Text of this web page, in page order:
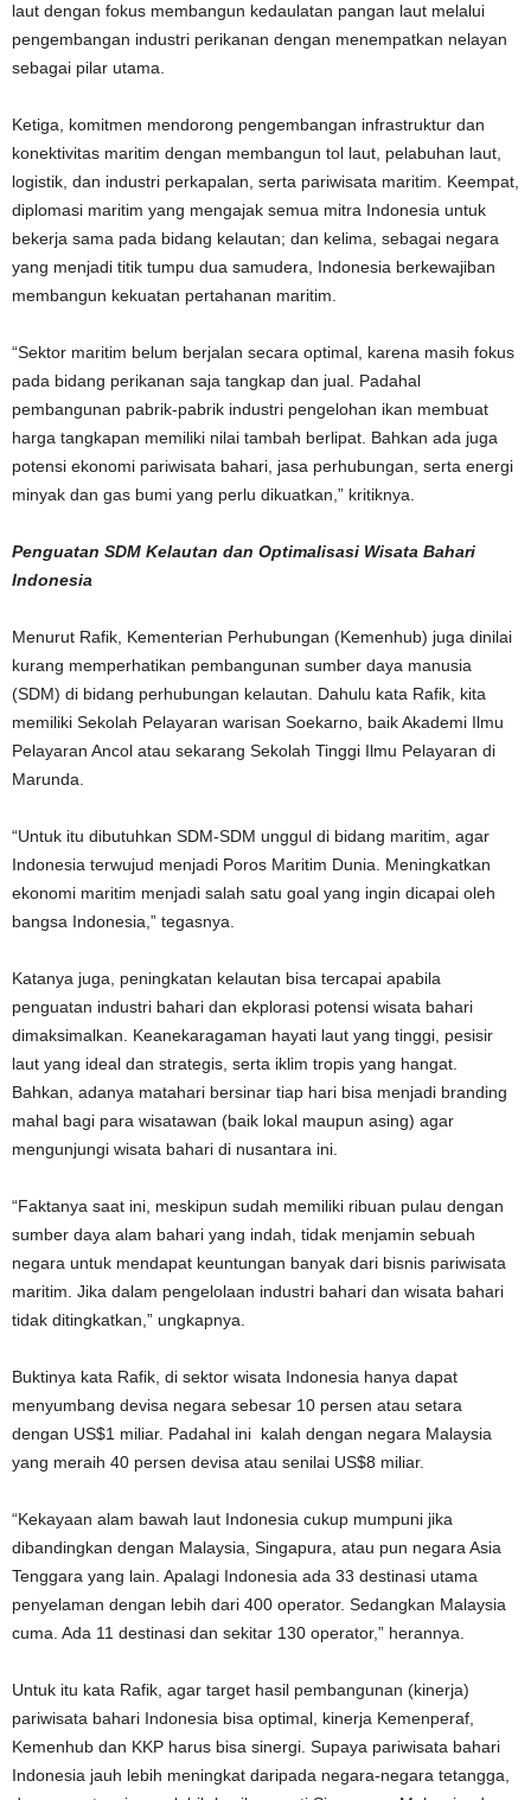
laut dengan fokus membangun kedaulatan pangan laut melalui
pengembangan industri perikanan dengan menempatkan nelayan
sebagai pilar utama.
Ketiga, komitmen mendorong pengembangan infrastruktur dan
konektivitas maritim dengan membangun tol laut, pelabuhan laut,
logistik, dan industri perkapalan, serta pariwisata maritim. Keempat,
diplomasi maritim yang mengajak semua mitra Indonesia untuk
bekerja sama pada bidang kelautan; dan kelima, sebagai negara
yang menjadi titik tumpu dua samudera, Indonesia berkewajiban
membangun kekuatan pertahanan maritim.
“Sektor maritim belum berjalan secara optimal, karena masih fokus
pada bidang perikanan saja tangkap dan jual. Padahal
pembangunan pabrik-pabrik industri pengelohan ikan membuat
harga tangkapan memiliki nilai tambah berlipat. Bahkan ada juga
potensi ekonomi pariwisata bahari, jasa perhubungan, serta energi
minyak dan gas bumi yang perlu dikuatkan,” kritiknya.
Penguatan SDM Kelautan dan Optimalisasi Wisata Bahari
Indonesia
Menurut Rafik, Kementerian Perhubungan (Kemenhub) juga dinilai
kurang memperhatikan pembangunan sumber daya manusia
(SDM) di bidang perhubungan kelautan. Dahulu kata Rafik, kita
memiliki Sekolah Pelayaran warisan Soekarno, baik Akademi Ilmu
Pelayaran Ancol atau sekarang Sekolah Tinggi Ilmu Pelayaran di
Marunda.
“Untuk itu dibutuhkan SDM-SDM unggul di bidang maritim, agar
Indonesia terwujud menjadi Poros Maritim Dunia. Meningkatkan
ekonomi maritim menjadi salah satu goal yang ingin dicapai oleh
bangsa Indonesia,” tegasnya.
Katanya juga, peningkatan kelautan bisa tercapai apabila
penguatan industri bahari dan ekplorasi potensi wisata bahari
dimaksimalkan. Keanekaragaman hayati laut yang tinggi, pesisir
laut yang ideal dan strategis, serta iklim tropis yang hangat.
Bahkan, adanya matahari bersinar tiap hari bisa menjadi branding
mahal bagi para wisatawan (baik lokal maupun asing) agar
mengunjungi wisata bahari di nusantara ini.
“Faktanya saat ini, meskipun sudah memiliki ribuan pulau dengan
sumber daya alam bahari yang indah, tidak menjamin sebuah
negara untuk mendapat keuntungan banyak dari bisnis pariwisata
maritim. Jika dalam pengelolaan industri bahari dan wisata bahari
tidak ditingkatkan,” ungkapnya.
Buktinya kata Rafik, di sektor wisata Indonesia hanya dapat
menyumbang devisa negara sebesar 10 persen atau setara
dengan US$1 miliar. Padahal ini kalah dengan negara Malaysia
yang meraih 40 persen devisa atau senilai US$8 miliar.
“Kekayaan alam bawah laut Indonesia cukup mumpuni jika
dibandingkan dengan Malaysia, Singapura, atau pun negara Asia
Tenggara yang lain. Apalagi Indonesia ada 33 destinasi utama
penyelaman dengan lebih dari 400 operator. Sedangkan Malaysia
cuma. Ada 11 destinasi dan sekitar 130 operator,” herannya.
Untuk itu kata Rafik, agar target hasil pembangunan (kinerja)
pariwisata bahari Indonesia bisa optimal, kinerja Kemenperaf,
Kemenhub dan KKP harus bisa sinergi. Supaya pariwisata bahari
Indonesia jauh lebih meningkat daripada negara-negara tetangga,